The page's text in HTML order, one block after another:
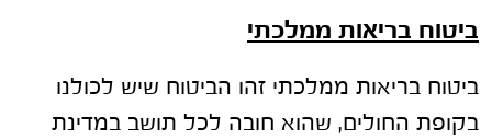
ביטוח בריאות ממלכתי
ביטוח בריאות ממלכתי זהו הביטוח שיש לכולנו
בקופת החולים, שהוא חובה לכל תושב במדינת